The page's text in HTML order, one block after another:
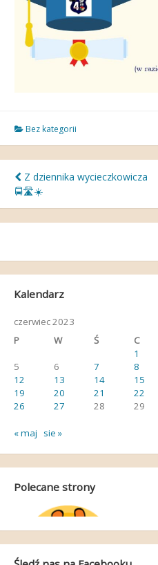
Bez kategorii
Nawigacja
wpisu
Z dziennika wycieczkowicza
🚍🛣☀️
Kalendarz
czerwiec 2023
P
W Ś C
1
5
6 7 8
12
13 14 15
19
20 21 22
26
27 28 29
« maj sie »
Polecane strony